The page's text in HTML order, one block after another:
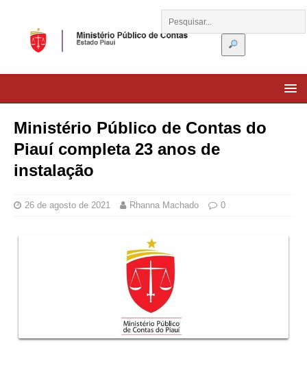
Ministério Público de Contas do
Piauí completa 23 anos de
instalação
26 de agosto de 2021 Rhanna Machado 0